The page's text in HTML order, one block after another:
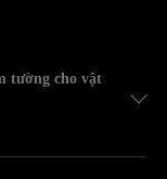
tường cho vật